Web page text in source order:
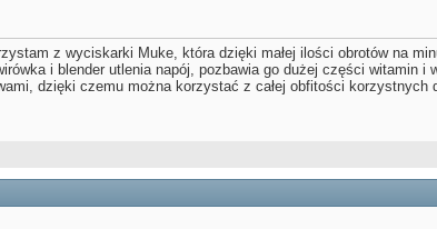
z wyciskarki Muke, która dzięki małej ilości obrotów na
i blender utlenia napój, pozbawia go dużej części witamin
dzięki czemu można korzystać z całej obfitości korzystnych